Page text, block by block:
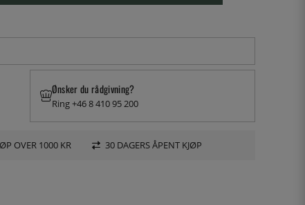
Ønsker du rådgivning?
Ring +46 8 410 95 200
OVER 1000 KR 30 DAGERS ÅPENT KJØP